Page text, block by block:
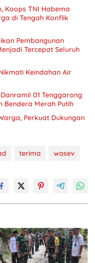
Koops TNI Habema
di Tengah Konflik
Pembangunan
Tercepat Seluruh
Keindahan Air
01 Tenggarong
Bendera Merah Putih
Perkuat Dukungan
terima wasev